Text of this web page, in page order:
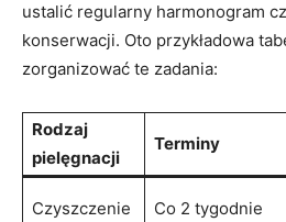
ustalić regularny harmonogram
konserwacji. Oto przykładowa
zorganizować te zadania:
Rodzaj
pielęgnacji
Terminy
Czyszczenie Co 2 tygodnie